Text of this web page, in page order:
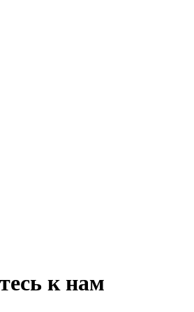
к нам